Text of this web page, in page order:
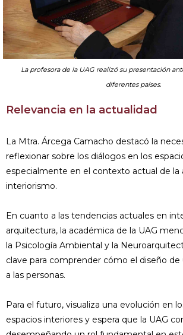
La profesora de la UAG realizó su presentación
diferentes países.
Relevancia en la actualidad
La Mtra. Árcega Camacho destacó la
reflexionar sobre los diálogos en los
especialmente en el contexto actual de la
interiorismo.
En cuanto a las tendencias actuales en
arquitectura, la académica de la UAG
la Psicología Ambiental y la
clave para comprender cómo el diseño de
a las personas.
Para el futuro, visualiza una evolución en
espacios interiores y espera que la UAG